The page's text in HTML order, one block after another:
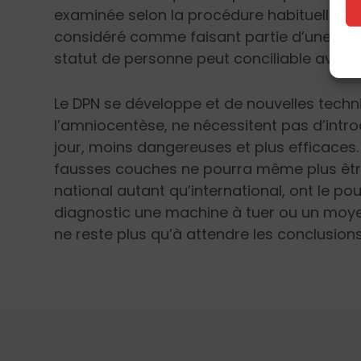
examinée selon la procédure habituelle.
considéré comme faisant partie d’une
statut de personne peut conciliable avec
Le DPN se développe et de nouvelles
l’amniocentèse, ne nécessitent pas
jour, moins dangereuses et plus
fausses couches ne pourra même plus
national autant qu’international, ont le
diagnostic une machine à tuer ou un
ne reste plus qu’à attendre les